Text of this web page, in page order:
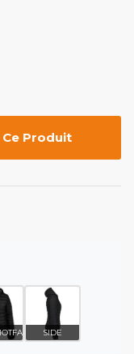
Produit
SIDE